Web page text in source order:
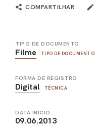
COMPARTILHAR
TIPO DE DOCUMENTO
Filme TIPO DE DOCUMENTO
FORMA DE REGISTRO
Digital TÉCNICA
DATA INÍCIO
09.06.2013